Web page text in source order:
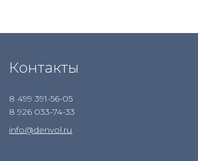
Контакты
8 499 391-56-05
8 926 033-74-33
info@denvol.ru